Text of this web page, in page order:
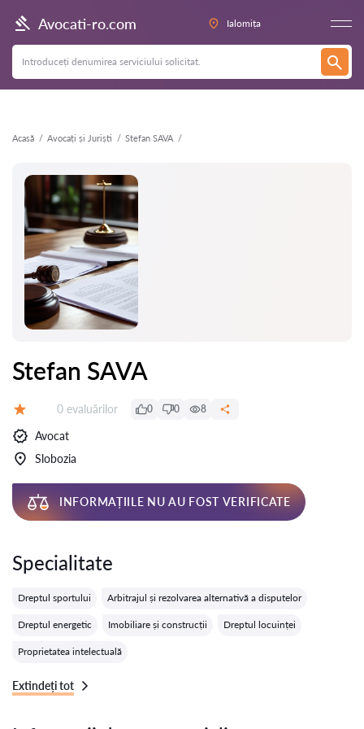
Avocati-ro.com Ialomița
Acasă Avocați și Juriști Stefan SAVA
Înapoi
Stefan SAVA
Evaluărilor:
0 evaluărilor 0 0 8
Avocat
Slobozia
INFORMAȚIILE NU AU FOST VERIFICATE
Specialitate
Dreptul sportului Arbitrajul și rezolvarea alternativă a disputelor
Dreptul energetic Imobiliare și construcții Dreptul locuinței
Proprietatea intelectuală
Extindeți tot